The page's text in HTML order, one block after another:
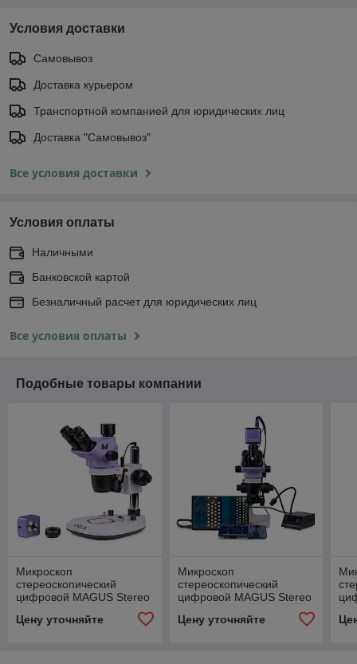
Условия доставки
Самовывоз
Доставка курьером
Транспортной компанией для юридических лиц
Доставка "Самовывоз"
Все условия доставки
Условия оплаты
Наличными
Банковской картой
Безналичный расчет для юридических лиц
Все условия оплаты
Подобные товары компании
Микроскоп
стереоскопический
цифровой MAGUS Stereo
Цену уточняйте
Микроскоп
стереоскопический
цифровой MAGUS Stereo
D8TR LCD для ремонта и
пайки
Цену уточняйте